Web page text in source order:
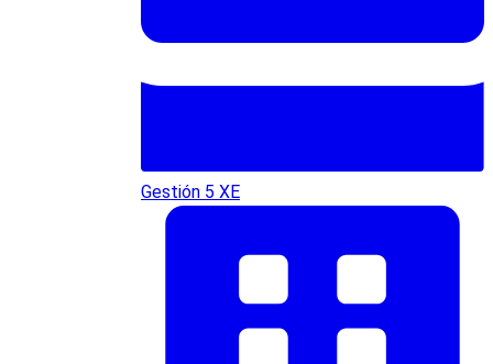
Gestión 5 XE